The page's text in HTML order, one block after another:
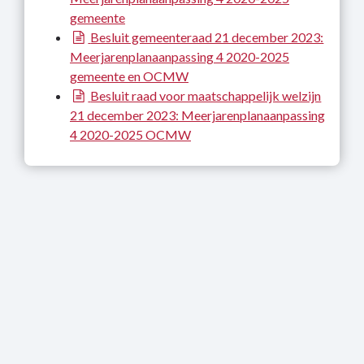
gemeente
Besluit gemeenteraad 21 december 2023:
Meerjarenplanaanpassing 4 2020-2025
gemeente en OCMW
Besluit raad voor maatschappelijk welzijn
21 december 2023: Meerjarenplanaanpassing
4 2020-2025 OCMW